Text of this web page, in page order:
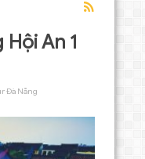
An 1
Đà Nẵng